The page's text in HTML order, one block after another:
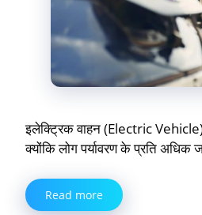
इलेक्ट्रिक वाहन (Electric
क्योंकि लोग पर्यावरण के प्रति
Read more